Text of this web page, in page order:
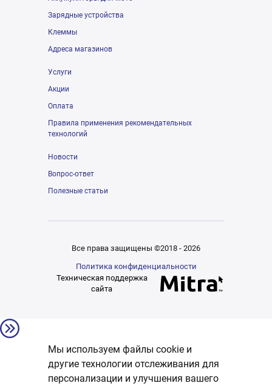
Зарядные устройства
Клеммы
Адреса магазинов
Услуги
Акции
Оплата
Правила применения рекомендательных
технологий
Новости
Вопрос-ответ
Полезные статьи
Все права защищены ©2018 - 2026
Политика конфиденциальности
Техническая поддержка
сайта
Мы используем файлы cookie и
другие технологии отслеживания для
персонализации и улучшения вашего